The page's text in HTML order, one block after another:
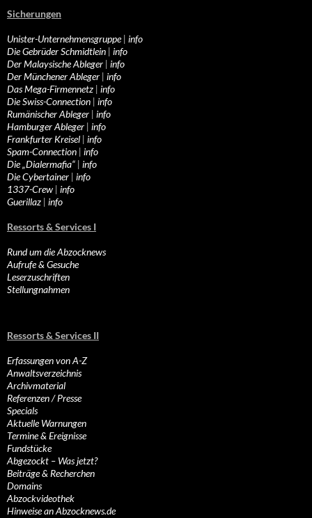
Sicherungen
Unister-Unternehmensgruppe| info
Die Gebrüder Schmidtlein | info
Der Malaysische Ableger | info
Der Münchener Ableger | info
Das Mega-Firmennetz | info
Die Swiss-Connection | info
Rumänischer Ableger | info
Hamburger Ableger | info
Frankfurter Kreisel | info
Spam-Connection | info
Die „Dialermafia“ | info
Die Cybertainer | info
1337-Crew | info
Guerillaz | info
Ressorts & Services I
Rund um die Abzocknews
Aufrufe & Gesuche
Leserzuschriften
Stellungnahmen
Ressorts & Services II
Erfassungen von A-Z
Anwaltsverzeichnis
Archivmaterial
Referenzen / Presse
Specials
Aktuelle Warnungen
Termine & Ereignisse
Fundstücke
Abgezockt – Was jetzt?
Beiträge & Recherchen
Domains
Abzockvideothek
Hinweise an Abzocknews.de